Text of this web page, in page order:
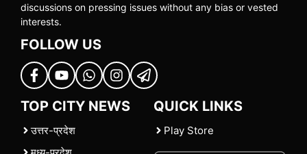
discussions on pressing issues without any bias or vested
interests.
FOLLOW US
TOP CITY NEWS
उत्तर-प्रदेश
QUICK LINKS
Play Store